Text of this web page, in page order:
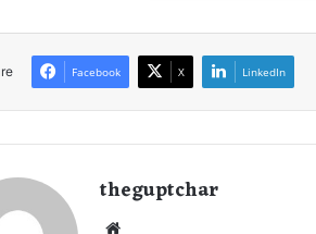
Facebook X LinkedIn
theguptchar